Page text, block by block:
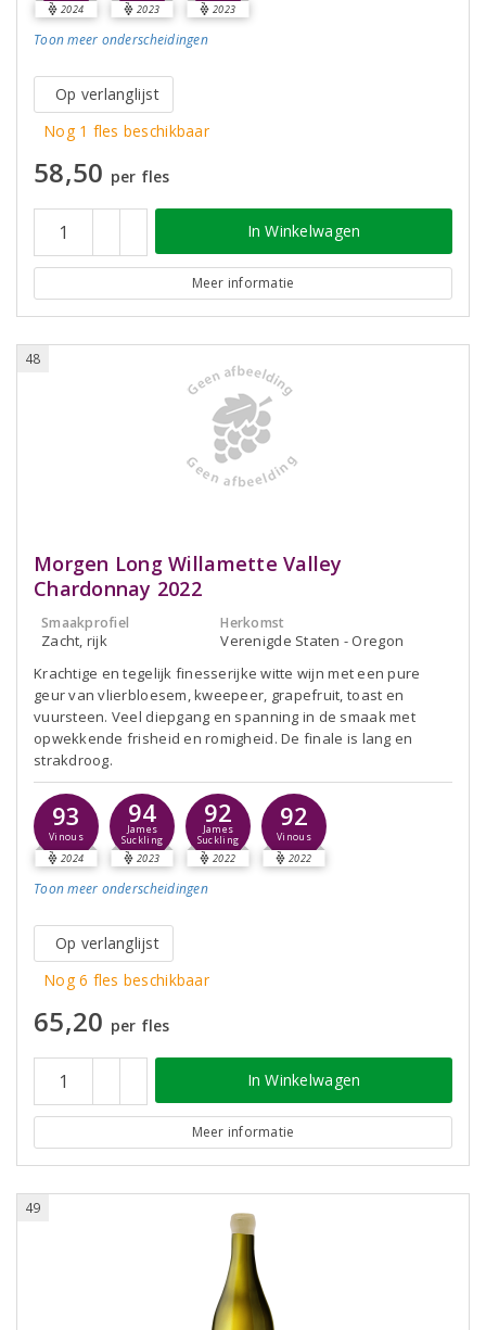
2024 2023 2023
Toon meer onderscheidingen
Op verlanglijst
Nog 1 fles beschikbaar
58,50 per fles
In Winkelwagen
Meer informatie
48
Morgen Long Willamette Valley
Chardonnay 2022
Smaakprofiel
Zacht, rijk
Herkomst
Verenigde Staten - Oregon
Krachtige en tegelijk finesserijke witte wijn met een pure
geur van vlierbloesem, kweepeer, grapefruit, toast en
vuursteen. Veel diepgang en spanning in de smaak met
opwekkende frisheid en romigheid. De finale is lang en
strakdroog.
93
Vinous
2024
94
James
Suckling
2023
92
James
Suckling
2022
92
Vinous
2022
Toon meer onderscheidingen
Op verlanglijst
Nog 6 fles beschikbaar
65,20 per fles
In Winkelwagen
Meer informatie
49